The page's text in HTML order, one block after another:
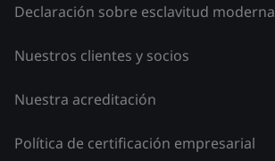
Declaración sobre esclavitud moderna
Nuestros clientes y socios
Nuestra acreditación
Política de certificación empresarial